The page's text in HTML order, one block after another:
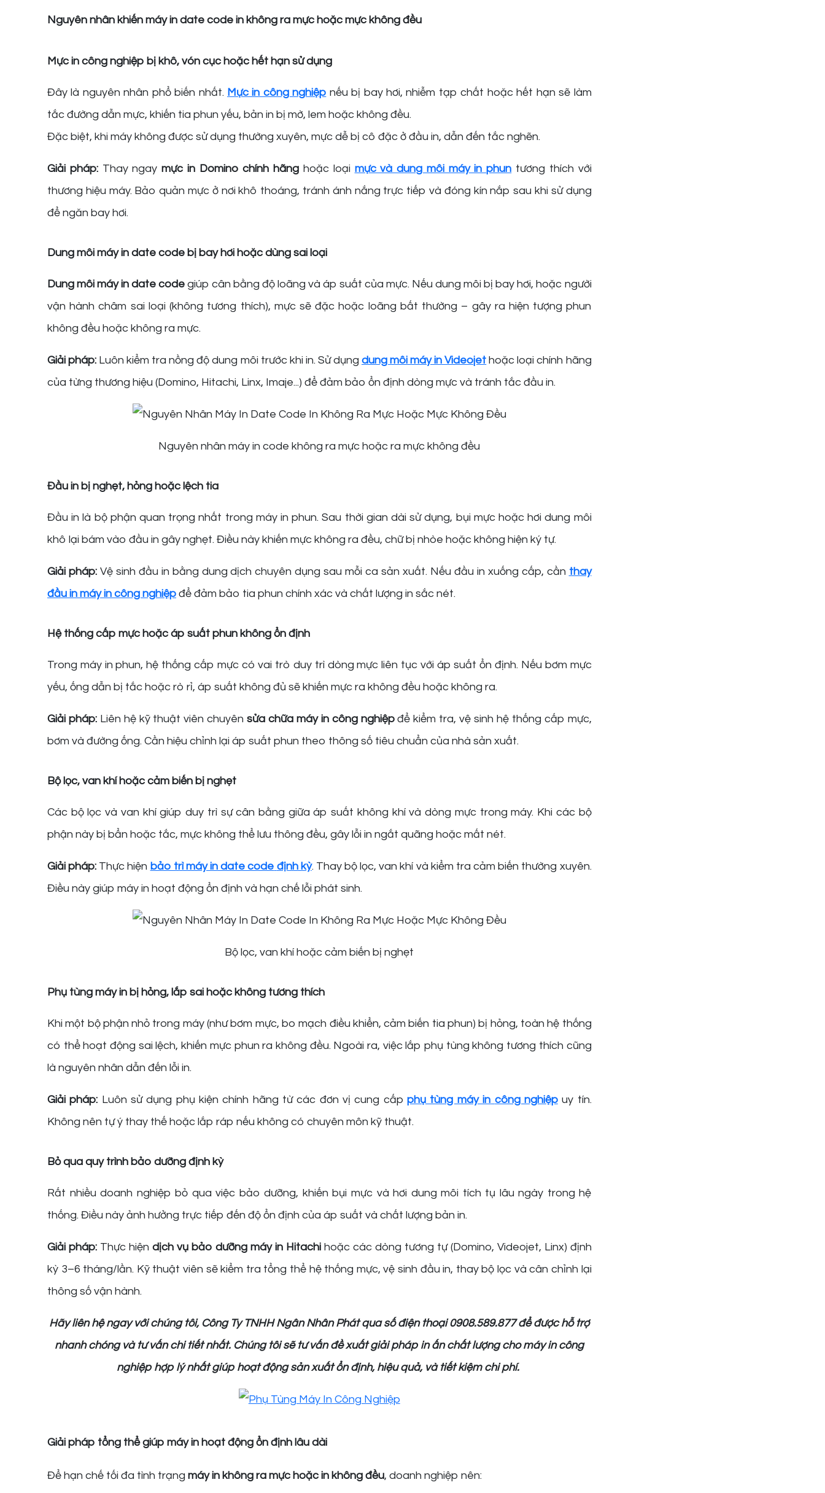
Nguyên nhân khiến máy in date code in không ra mực hoặc mực không đều
Mực in công nghiệp bị khô, vón cục hoặc hết hạn sử dụng
Đây là nguyên nhân phổ biến nhất. Mực in công nghiệp nếu bị bay hơi, nhiễm tạp chất hoặc hết hạn sẽ làm
tắc đường dẫn mực, khiến tia phun yếu, bản in bị mờ, lem hoặc không đều.
Đặc biệt, khi máy không được sử dụng thường xuyên, mực dễ bị cô đặc ở đầu in, dẫn đến tắc nghẽn.
Giải pháp: Thay ngaymực in Domino chính hãng hoặc loại mực và dung môi máy in phun tương thích với
thương hiệu máy. Bảo quản mực ở nơi khô thoáng, tránh ánh nắng trực tiếp và đóng kín nắp sau khi sử dụng
để ngăn bay hơi.
Dung môi máy in date code bị bay hơi hoặc dùng sai loại
Dung môi máy in date code giúp cân bằng độ loãng và áp suất của mực. Nếu dung môi bị bay hơi, hoặc người
vận hành châm sai loại (không tương thích), mực sẽ đặc hoặc loãng bất thường – gây ra hiện tượng phun
không đều hoặc không ra mực.
Giải pháp: Luôn kiểm tra nồng độ dung môi trước khi in. Sử dụng dung môi máy in Videojet hoặc loại chính hãng
của từng thương hiệu (Domino, Hitachi, Linx, Imaje...) để đảm bảo ổn định dòng mực và tránh tắc đầu in.
Nguyên nhân máy in code không ra mực hoặc ra mực không đều
Đầu in bị nghẹt, hỏng hoặc lệch tia
Đầu in là bộ phận quan trọng nhất trong máy in phun. Sau thời gian dài sử dụng, bụi mực hoặc hơi dung môi
khô lại bám vào đầu in gây nghẹt. Điều này khiến mực không ra đều, chữ bị nhòe hoặc không hiện ký tự.
Giải pháp: Vệ sinh đầu in bằng dung dịch chuyên dụng sau mỗi ca sản xuất. Nếu đầu in xuống cấp, cần thay
đầu in máy in công nghiệp để đảm bảo tia phun chính xác và chất lượng in sắc nét.
Hệ thống cấp mực hoặc áp suất phun không ổn định
Trong máy in phun, hệ thống cấp mực có vai trò duy trì dòng mực liên tục với áp suất ổn định. Nếu bơm mực
yếu, ống dẫn bị tắc hoặc rò rỉ, áp suất không đủ sẽ khiến mực ra không đều hoặc không ra.
Giải pháp: Liên hệ kỹ thuật viên chuyênsửa chữa máy in công nghiệpđể kiểm tra, vệ sinh hệ thống cấp mực,
bơm và đường ống. Cần hiệu chỉnh lại áp suất phun theo thông số tiêu chuẩn của nhà sản xuất.
Bộ lọc, van khí hoặc cảm biến bị nghẹt
Các bộ lọc và van khí giúp duy trì sự cân bằng giữa áp suất không khí và dòng mực trong máy. Khi các bộ
phận này bị bẩn hoặc tắc, mực không thể lưu thông đều, gây lỗi in ngắt quãng hoặc mất nét.
Giải pháp: Thực hiện bảo trì máy in date code định kỳ. Thay bộ lọc, van khí và kiểm tra cảm biến thường xuyên.
Điều này giúp máy in hoạt động ổn định và hạn chế lỗi phát sinh.
Bộ lọc, van khí hoặc cảm biến bị nghẹt
Phụ tùng máy in bị hỏng, lắp sai hoặc không tương thích
Khi một bộ phận nhỏ trong máy (như bơm mực, bo mạch điều khiển, cảm biến tia phun) bị hỏng, toàn hệ thống
có thể hoạt động sai lệch, khiến mực phun ra không đều. Ngoài ra, việc lắp phụ tùng không tương thích cũng
là nguyên nhân dẫn đến lỗi in.
Giải pháp: Luôn sử dụng phụ kiện chính hãng từ các đơn vị cung cấp phụ tùng máy in công nghiệpuy tín.
Không nên tự ý thay thế hoặc lắp ráp nếu không có chuyên môn kỹ thuật.
Bỏ qua quy trình bảo dưỡng định kỳ
Rất nhiều doanh nghiệp bỏ qua việc bảo dưỡng, khiến bụi mực và hơi dung môi tích tụ lâu ngày trong hệ
thống. Điều này ảnh hưởng trực tiếp đến độ ổn định của áp suất và chất lượng bản in.
Giải pháp: Thực hiện dịch vụ bảo dưỡng máy in Hitachihoặc các dòng tương tự (Domino, Videojet, Linx) định
kỳ 3–6 tháng/lần. Kỹ thuật viên sẽ kiểm tra tổng thể hệ thống mực, vệ sinh đầu in, thay bộ lọc và cân chỉnh lại
thông số vận hành.
Hãy liên hệ ngay với chúng tôi, Công Ty TNHH Ngân Nhân Phát qua số điện thoại 0908.589.877 để được hỗ trợ
nhanh chóng và tư vấn chi tiết nhất. Chúng tôi sẽ tư vấn đề xuất giải pháp in ấn chất lượng cho máy in công
nghiệp hợp lý nhất giúp hoạt động sản xuất ổn định, hiệu quả, và tiết kiệm chi phí.
Giải pháp tổng thể giúp máy in hoạt động ổn định lâu dài
Để hạn chế tối đa tình trạng máy in không ra mực hoặc in không đều, doanh nghiệp nên: